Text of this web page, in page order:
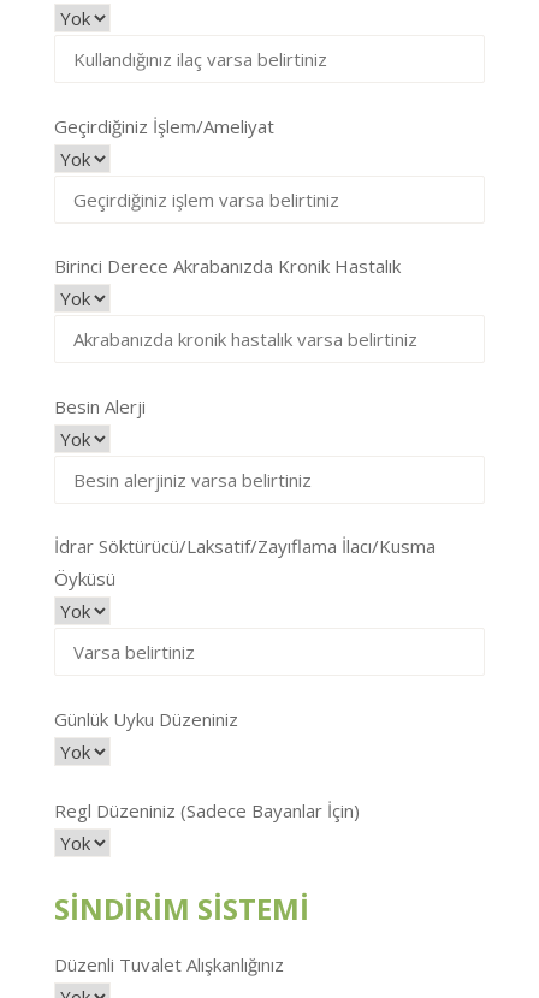
Geçirdiğiniz İşlem/Ameliyat
Birinci Derece Akrabanızda Kronik Hastalık
Besin Alerji
İdrar Söktürücü/Laksatif/Zayıflama İlacı/Kusma
Öyküsü
Günlük Uyku Düzeniniz
Regl Düzeniniz (Sadece Bayanlar İçin)
SİNDİRİM SİSTEMİ
Düzenli Tuvalet Alışkanlığınız